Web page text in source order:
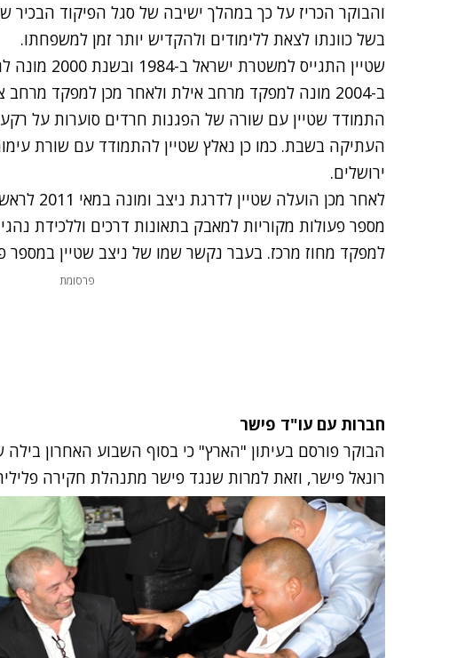
והבוקר הכריז על כך במהלך ישיבה של סגל הפיקוד הבכיר
בשל כוונתו לצאת ללימודים ולהקדיש יותר זמן למשפחתו.
שטיין
ב-2004 מונה למפקד מרחב אילת ולאחר מכן למפקד
התמודד שטיין עם שורה של הפגנות חרדים סוערות על רקע
העתיקה בשבת. כמו כן נאלץ שטיין להתמודד עם שורת
ירושלים.
לאחר מכן
מספר פעולות מקוריות למאבק בתאונות דרכים וללכידת
למפקד מחוז מרכז. בעבר נקשר שמו של ניצב שטיין במספר
פרסומת
חברות עם עו"ד פישר
הבוקר פורסם בעיתון "הארץ" כי בסוף השבוע האחרון בילה
רונאל פישר, וזאת למרות שנגד פישר מתנהלת חקירה